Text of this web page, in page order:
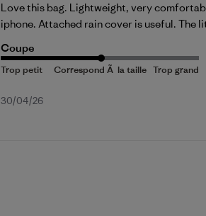
Love this bag. Lightweight, very
iphone. Attached rain cover is useful. The
Coupe
Date
30/04/26